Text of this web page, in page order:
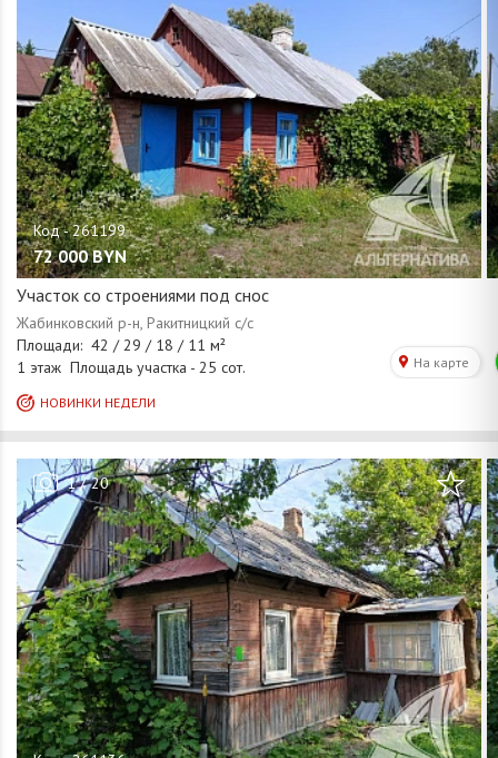
72 000 BYN
Участок со строениями под снос
1/20